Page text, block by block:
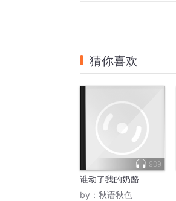
猜你喜欢
909
谁动了我的奶酪
by： 秋语秋色